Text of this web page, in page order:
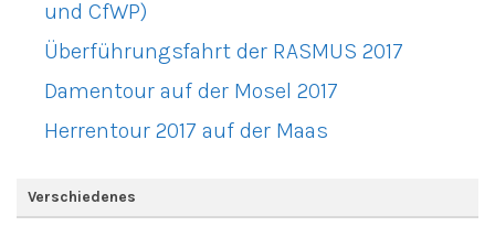
und CfWP)
Überführungsfahrt der RASMUS 2017
Damentour auf der Mosel 2017
Herrentour 2017 auf der Maas
Verschiedenes